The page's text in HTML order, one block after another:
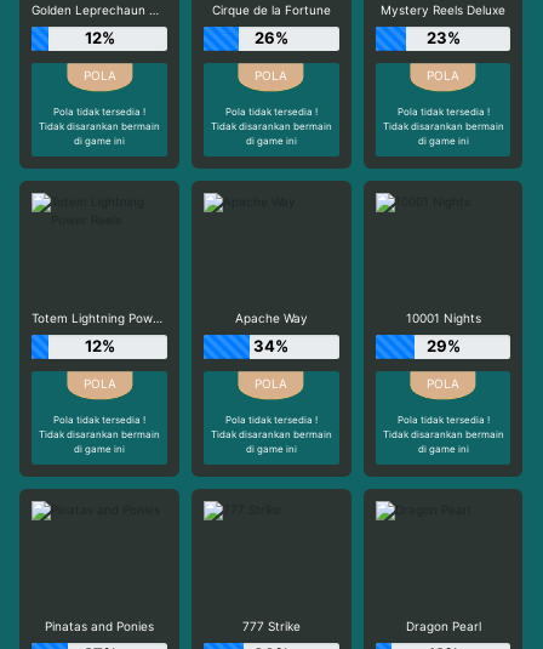
Golden Leprechaun Megaways
12%
Pola tidak tersedia !
Tidak disarankan bermain
di game ini
Cirque de la Fortune
26%
Pola tidak tersedia !
Tidak disarankan bermain
di game ini
Mystery Reels Deluxe
23%
Pola tidak tersedia !
Tidak disarankan bermain
di game ini
Totem Lightning Power Reels
12%
Pola tidak tersedia !
Tidak disarankan bermain
di game ini
Apache Way
34%
Pola tidak tersedia !
Tidak disarankan bermain
di game ini
10001 Nights
29%
Pola tidak tersedia !
Tidak disarankan bermain
di game ini
Pinatas and Ponies 777 Strike Dragon Pearl